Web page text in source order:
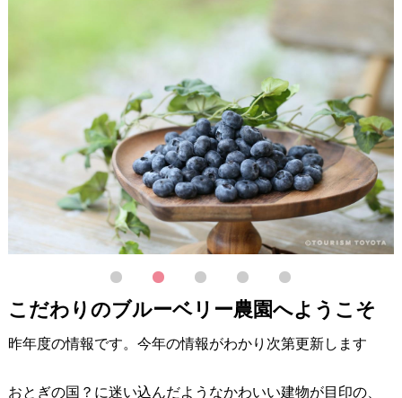
こだわりのブルーベリー農園へようこそ
昨年度の情報です。今年の情報がわかり次第更新します
おとぎの国？に迷い込んだようなかわいい建物が目印の、